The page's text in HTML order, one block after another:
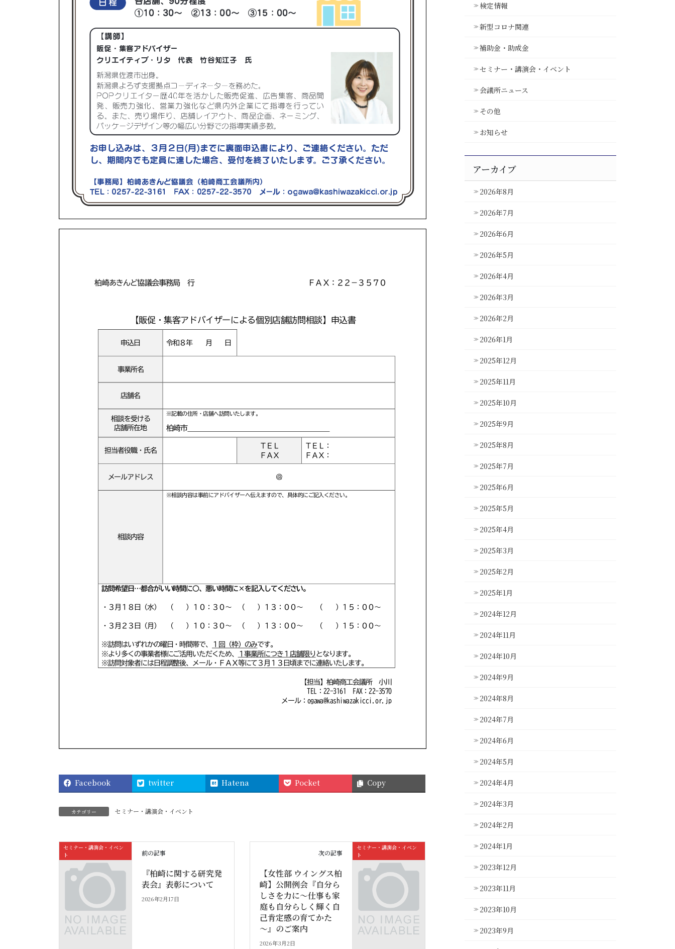
Facebook twitter Hatena Pocket Copy
カテゴリー セミナー・講演会・イベント
セミナー・講演会・イベン
ト
前の記事
『柏崎に関する研究発
表会』表彰について
2026年2月17日
セミナー・講演会・イベン
ト
次の記事
【女性部 ウイングス柏
崎】公開例会『自分ら
しさを力に～仕事も家
庭も自分らしく輝く自
己肯定感の育てかた
～』のご案内
2026年3月2日
検定情報
新型コロナ関連
補助金・助成金
セミナー・講演会・イベント
会議所ニュース
その他
お知らせ
アーカイブ
2026年8月
2026年7月
2026年6月
2026年5月
2026年4月
2026年3月
2026年2月
2026年1月
2025年12月
2025年11月
2025年10月
2025年9月
2025年8月
2025年7月
2025年6月
2025年5月
2025年4月
2025年3月
2025年2月
2025年1月
2024年12月
2024年11月
2024年10月
2024年9月
2024年8月
2024年7月
2024年6月
2024年5月
2024年4月
2024年3月
2024年2月
2024年1月
2023年12月
2023年11月
2023年10月
2023年9月